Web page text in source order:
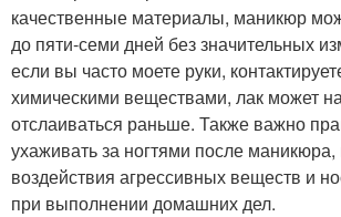
качественные материалы, маникюр
до пяти-семи дней без значительных
если вы часто моете руки,
химическими веществами, лак может
отслаиваться раньше. Также важно
ухаживать за ногтями после маникюра,
воздействия агрессивных веществ и
при выполнении домашних дел.